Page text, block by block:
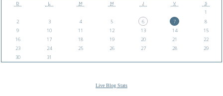
D L M M J V S
1
2
3 4 5 6 7
8
9
10 11 12 13 14
15
16
17 18 19 20 21
22
23
24 25 26 27 28
29
30
31
Live Blog Stats